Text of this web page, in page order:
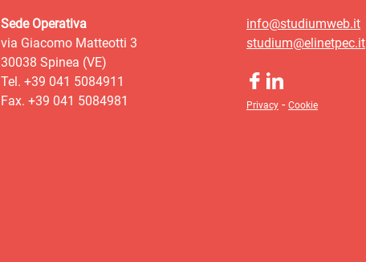
Sede Operativa
via Giacomo Matteotti 3
30038 Spinea (VE)
Tel. +39 041 5084911
Fax. +39 041 5084981
info@studiumweb.it
studium@elinetpec.it
Privacy - Cookie